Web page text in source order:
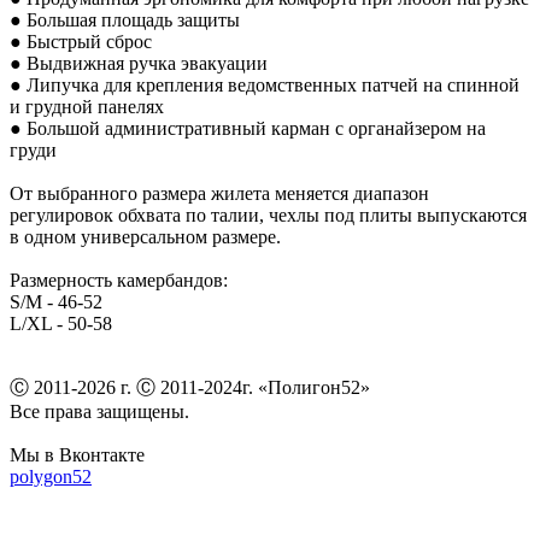
● Большая площадь защиты
● Быстрый сброс
● Выдвижная ручка эвакуации
● Липучка для крепления ведомственных патчей на спинной
и грудной панелях
● Большой административный карман с органайзером на
груди
От выбранного размера жилета меняется диапазон
регулировок обхвата по талии, чехлы под плиты выпускаются
в одном универсальном размере.
Размерность камербандов:
S/M - 46-52
L/XL - 50-58
Ⓒ 2011-2026 г. Ⓒ 2011-2024г. «Полигон52»
Все права защищены.
Мы в Вконтакте
polygon52